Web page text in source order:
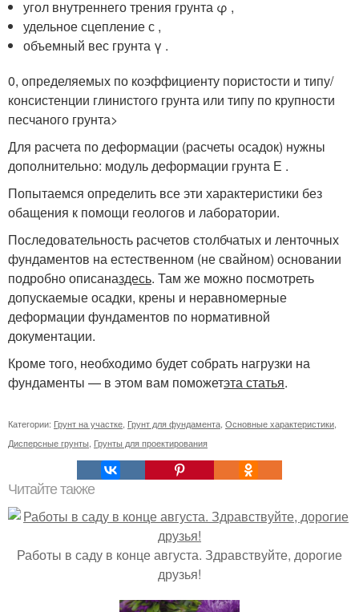
угол внутреннего трения грунта φ ,
удельное сцепление с ,
объемный вес грунта γ .
0, определяемых по коэффициенту пористости и типу/
консистенции глинистого грунта или типу по крупности
песчаного грунта>
Для расчета по деформации (расчеты осадок) нужны
дополнительно: модуль деформации грунта Е .
Попытаемся определить все эти характеристики без
обащения к помощи геологов и лаборатории.
Последовательность расчетов столбчатых и ленточных
фундаментов на естественном (не свайном) основании
подробно описаназдесь. Там же можно посмотреть
допускаемые осадки, крены и неравномерные
деформации фундаментов по нормативной
документации.
Кроме того, необходимо будет собрать нагрузки на
фундаменты — в этом вам поможетэта статья.
Категории: Грунт на участке Грунт для фундамента Основные характеристики
Дисперсные грунты Грунты для проектирования
Читайте также
Работы в саду в конце августа. Здравствуйте, дорогие
друзья!